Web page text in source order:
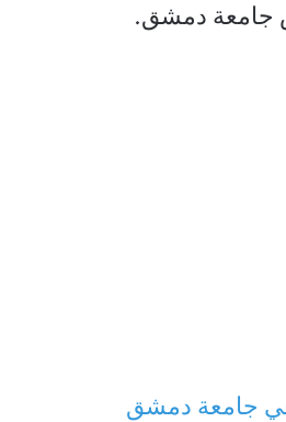
جامعة دمشق.
في جامعة دمشق